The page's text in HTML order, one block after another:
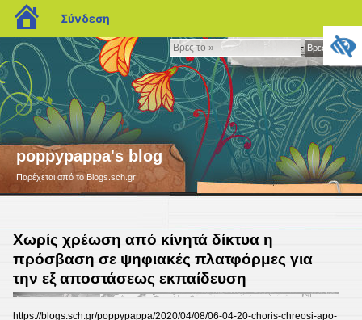
Βρες
το
»
Βρες το »
poppypappa's blog
Παρέχεται από το Blogs.sch.gr
Χωρίς χρέωση από κίνητά δίκτυα η
πρόσβαση σε ψηφιακές πλατφόρμες για
την εξ αποστάσεως εκπαίδευση
https://blogs.sch.gr/poppypappa/2020/04/08/06-04-20-choris-chreosi-apo-
blogs.sch.gr
Σύνδεση